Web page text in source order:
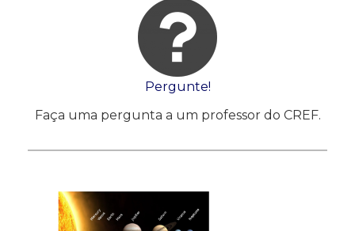
Pergunte!
Faça uma pergunta a um professor do CREF.